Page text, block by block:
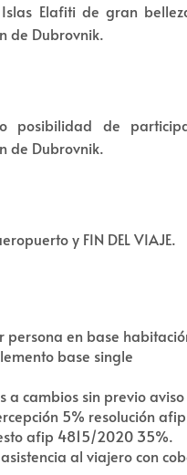
Elafiti de gran
de Dubrovnik.
posibilidad de
de Dubrovnik.
y FIN DEL VIAJE.
persona en base
base single
a cambios sin previo aviso
5% resolución
afip 4815/2020 35%.
al viajero con